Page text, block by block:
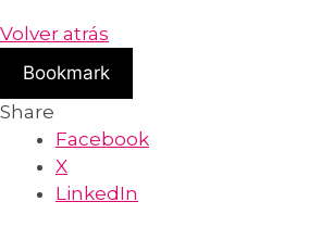
Volver atrás
Bookmark
Share
Facebook
X
LinkedIn